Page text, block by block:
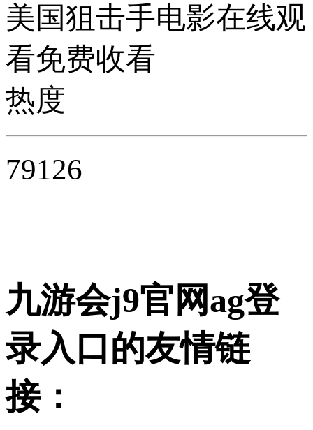
美国狙击手电影在线观
看免费收看
热度
79126
九游会j9官网ag登
录入口的友情链
接：